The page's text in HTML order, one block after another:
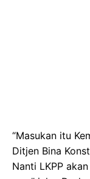
“Masukan itu
Ditjen Bina
Nanti LKPP